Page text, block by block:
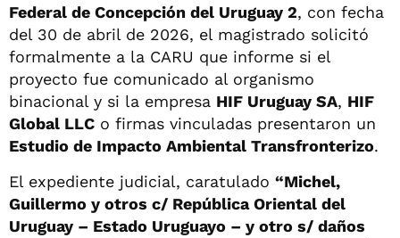
Federal de Concepción del Uruguay 2, con fecha
del 30 de abril de 2026, el magistrado solicitó
formalmente a la CARU que informe si el
proyecto fue comunicado al organismo
binacional y si la empresa HIF Uruguay SA, HIF
Global LLC o firmas vinculadas presentaron un
Estudio de Impacto Ambiental Transfronterizo.
El expediente judicial, caratulado “Michel,
Guillermo y otros c/ República Oriental del
Uruguay – Estado Uruguayo – y otro s/ daños